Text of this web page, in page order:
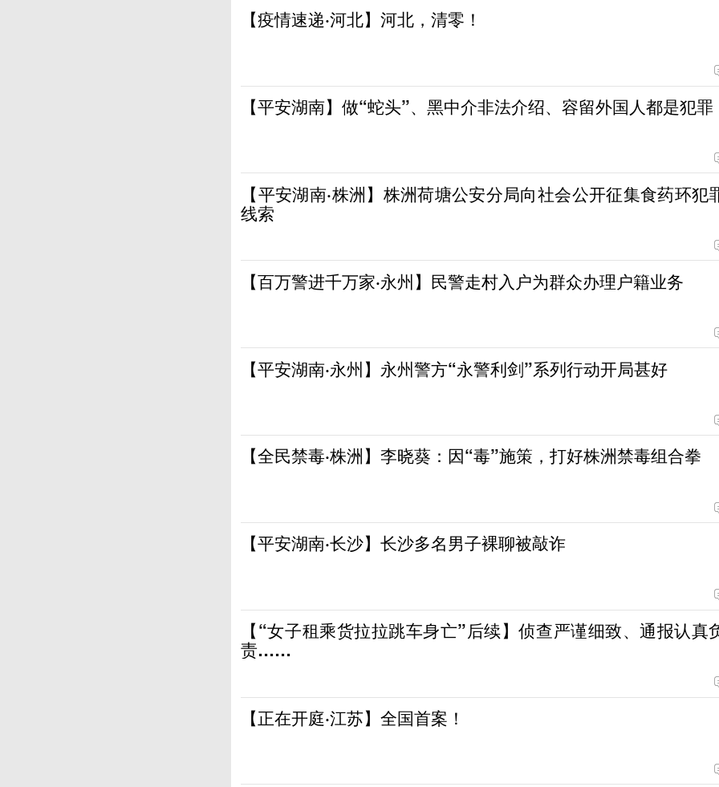
【疫情速递·河北】河北，清零！
【平安湖南】做“蛇头”、黑中介非法介绍、容留外国人都是犯罪
【平安湖南·株洲】株洲荷塘公安分局向社会公开征集食药环犯
线索
【百万警进千万家·永州】民警走村入户为群众办理户籍业务
【平安湖南·永州】永州警方“永警利剑”系列行动开局甚好
【全民禁毒·株洲】李晓葵：因“毒”施策，打好株洲禁毒组合拳
【平安湖南·长沙】长沙多名男子裸聊被敲诈
【“女子租乘货拉拉跳车身亡”后续】侦查严谨细致、通报认真
责……
【正在开庭·江苏】全国首案！